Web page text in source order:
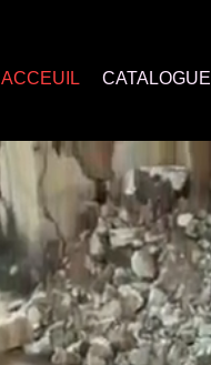
ACCEUIL CATALOGUE